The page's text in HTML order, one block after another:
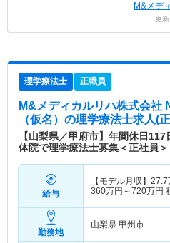
M&メデ
更
理学療法士 正職員
M&メディカルリハ株式会社
（仮名） の理学療法士求人(
【山梨県／甲府市】年間休日
体院で理学療法士募集＜正社員＞
給与
【モデル月収】 27.7
360万円～720万円
勤務地
山梨県 甲州市